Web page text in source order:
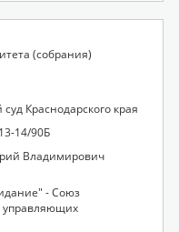
(собрания)
Краснодарского края
14/90Б
Дмитрий Владимирович
- Союз